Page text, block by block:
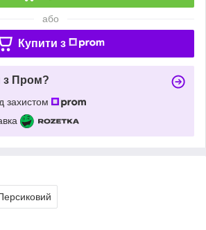
або
Купити з
з Пром?
захистом